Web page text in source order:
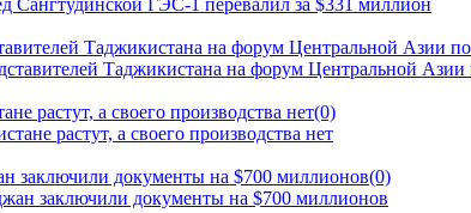
Таджикистана на форум Центральной Азии
растут, а своего производства нет(0)
заключили документы на $700 миллионов(0)